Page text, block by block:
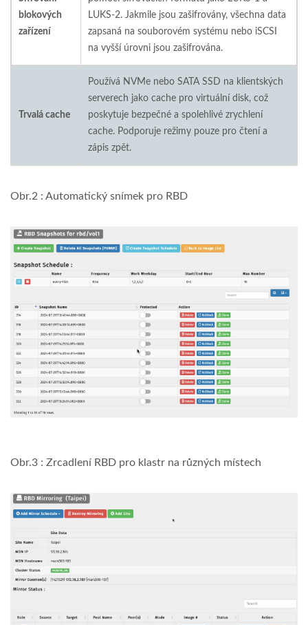
blokových
zařízení
LUKS-2. Jakmile jsou zašifrovány, všechna data
zapsaná na souborovém systému nebo iSCSI
na vyšší úrovni jsou zašifrována.
Trvalá cache
Používá NVMe nebo SATA SSD na klientských
serverech jako cache pro virtuální disk, což
poskytuje bezpečné a spolehlivé zrychlení
cache. Podporuje režimy pouze pro čtení a
zápis zpět.
Obr.2 : Automatický snímek pro RBD
Obr.3 : Zrcadlení RBD pro klastr na různých místech